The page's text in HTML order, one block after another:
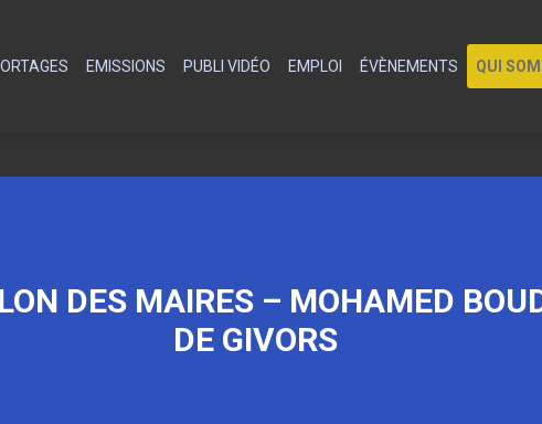
EMISSIONS PUBLI VIDÉO EMPLOI ÉVÈNEMENTS QUI
DES MAIRES – MOHAMED
DE GIVORS